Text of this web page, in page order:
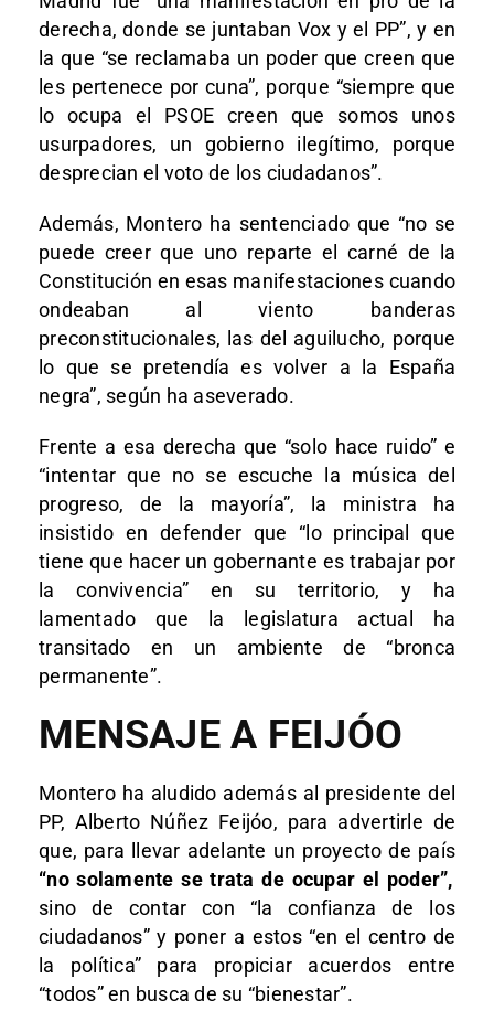
derecha, donde se juntaban Vox y el PP”, y en
la que “se reclamaba un poder que creen que
les pertenece por cuna”, porque “siempre que
lo ocupa el PSOE creen que somos unos
usurpadores, un gobierno ilegítimo, porque
desprecian el voto de los ciudadanos”.
Además, Montero ha sentenciado que “no se
puede creer que uno reparte el carné de la
Constitución en esas manifestaciones cuando
ondeaban al viento banderas
preconstitucionales, las del aguilucho, porque
lo que se pretendía es volver a la España
negra”, según ha aseverado.
Frente a esa derecha que “solo hace ruido” e
“intentar que no se escuche la música del
progreso, de la mayoría”, la ministra ha
insistido en defender que “lo principal que
tiene que hacer un gobernante es trabajar por
la convivencia” en su territorio, y ha
lamentado que la legislatura actual ha
transitado en un ambiente de “bronca
permanente”.
MENSAJE A FEIJÓO
Montero ha aludido además al presidente del
PP, Alberto Núñez Feijóo, para advertirle de
que, para llevar adelante un proyecto de país
“no solamente se trata de ocupar el poder”,
sino de contar con “la confianza de los
ciudadanos” y poner a estos “en el centro de
la política” para propiciar acuerdos entre
“todos” en busca de su “bienestar”.